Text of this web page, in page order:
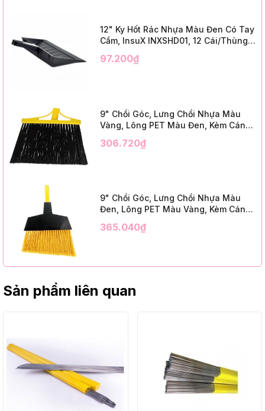
12" Ky Hốt Rác Nhựa Màu Đen Có Tay
Cầm, InsuX INXSHD01, 12 Cái/Thùng,
Black Plastic)
97.200₫
9" Chổi Góc, Lưng Chổi Nhựa Màu
Vàng, Lông PET Màu Đen, Kèm Cán
12 Bộ/Thùng (9" Angle Broom, Yellow
306.720₫
9" Chổi Góc, Lưng Chổi Nhựa Màu
Đen, Lông PET Màu Vàng, Kèm Cán
12 Bộ/Thùng (9" Angle Broom, Black
365.040₫
Sản phẩm liên quan